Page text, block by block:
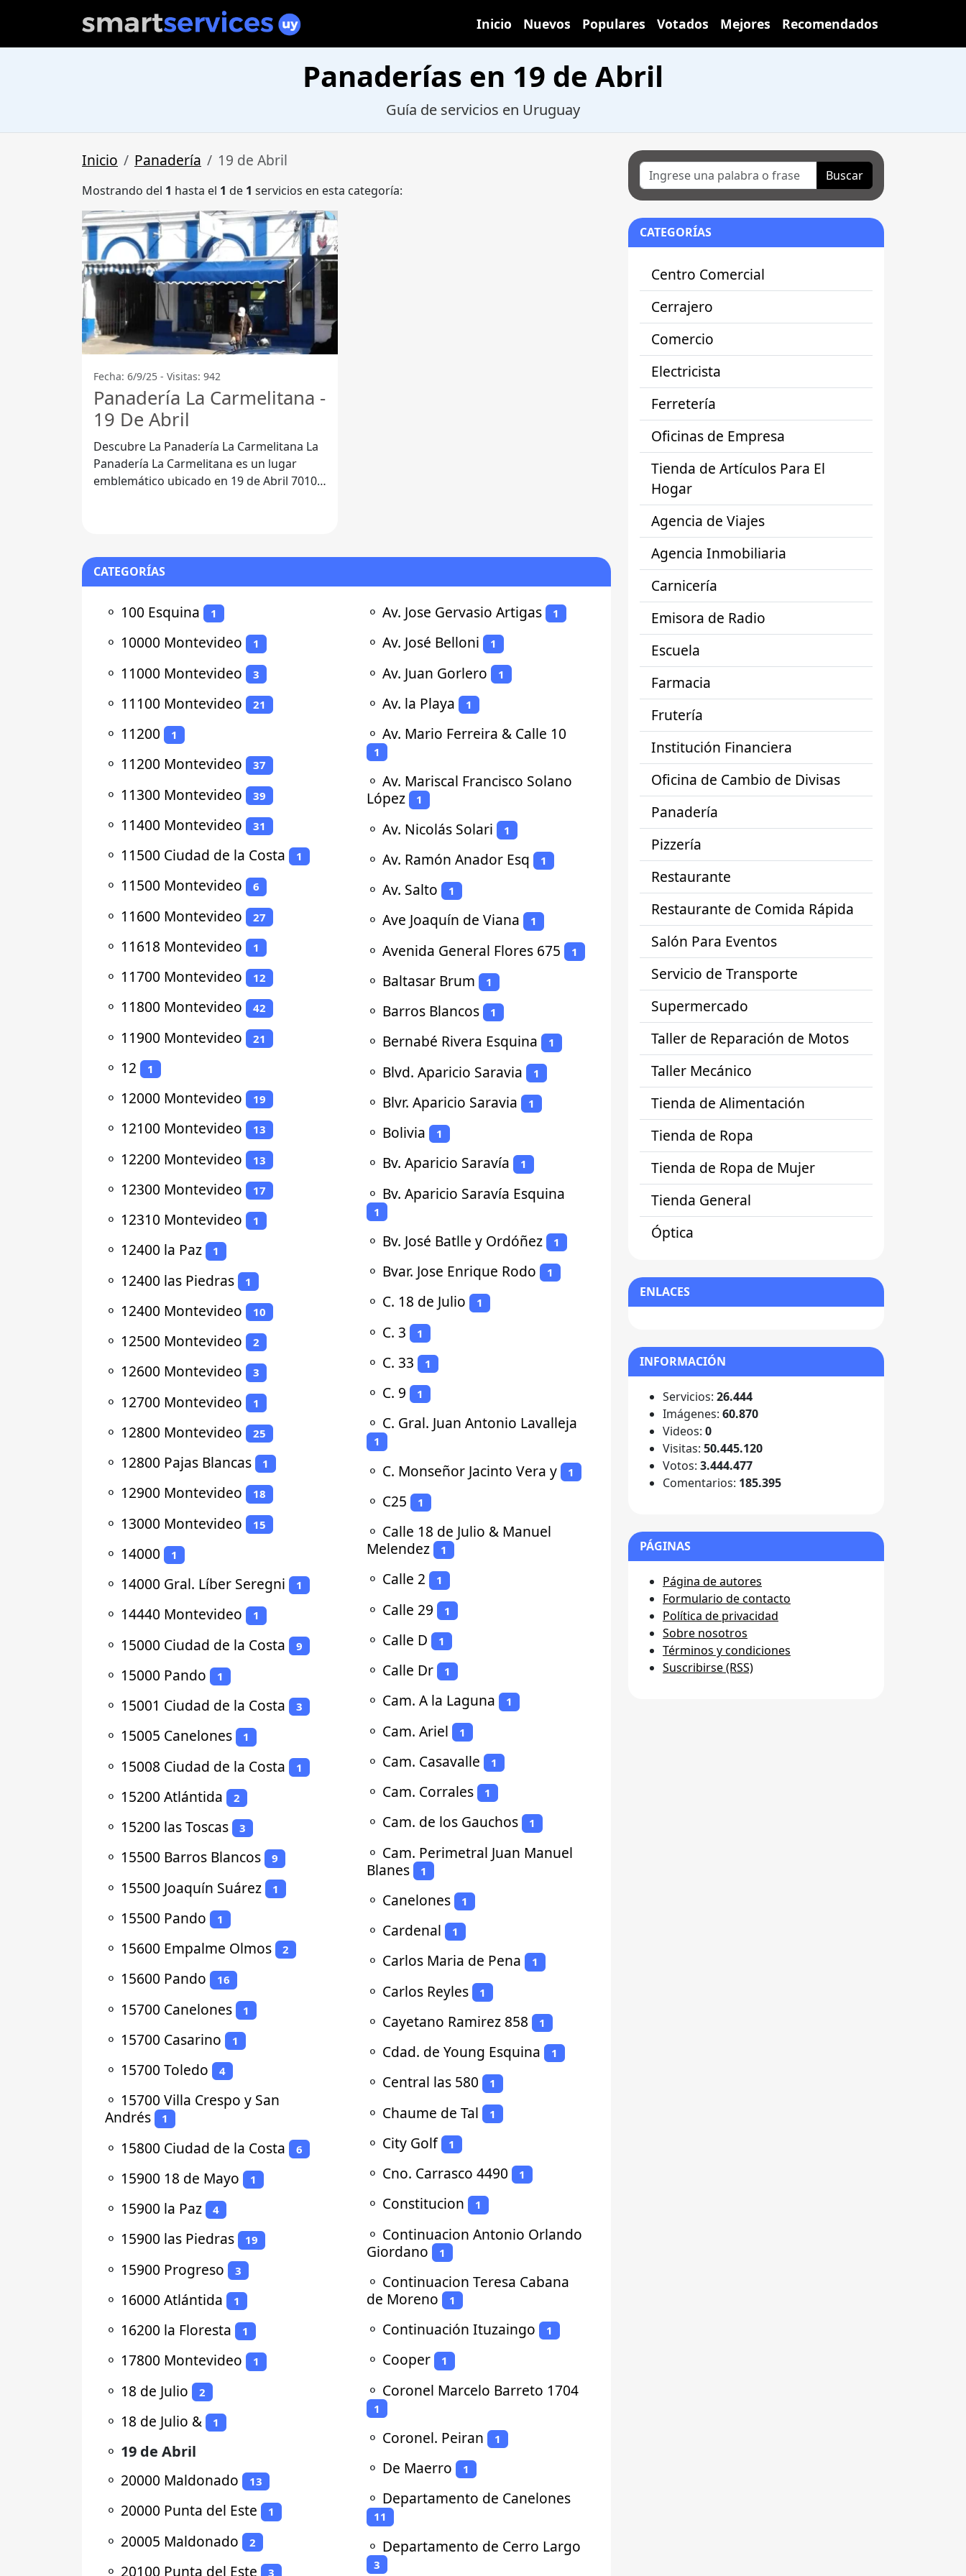
Inicio Nuevos Populares Votados Mejores Recomendados
Panaderías en 19 de Abril
Guía de servicios en Uruguay
Inicio Panadería 19 de Abril
Mostrando del 1 hasta el 1 de 1 servicios en esta categoría:
Fecha: 6/9/25 - Visitas: 942
Panadería La Carmelitana -
19 De Abril
Descubre La Panadería La Carmelitana La
Panadería La Carmelitana es un lugar
emblemático ubicado en 19 de Abril 70100,
CATEGORÍAS
⚬ 100 Esquina 1
⚬ 10000 Montevideo 1
⚬ 11000 Montevideo 3
⚬ 11100 Montevideo 21
⚬ 11200 1
⚬ 11200 Montevideo 37
⚬ 11300 Montevideo 39
⚬ 11400 Montevideo 31
⚬ 11500 Ciudad de la Costa 1
⚬ 11500 Montevideo 6
⚬ 11600 Montevideo 27
⚬ 11618 Montevideo 1
⚬ 11700 Montevideo 12
⚬ 11800 Montevideo 42
⚬ 11900 Montevideo 21
⚬ 12 1
⚬ 12000 Montevideo 19
⚬ 12100 Montevideo 13
⚬ 12200 Montevideo 13
⚬ 12300 Montevideo 17
⚬ 12310 Montevideo 1
⚬ 12400 la Paz 1
⚬ 12400 las Piedras 1
⚬ 12400 Montevideo 10
⚬ 12500 Montevideo 2
⚬ 12600 Montevideo 3
⚬ 12700 Montevideo 1
⚬ 12800 Montevideo 25
⚬ 12800 Pajas Blancas 1
⚬ 12900 Montevideo 18
⚬ 13000 Montevideo 15
⚬ 14000 1
⚬ 14000 Gral. Líber Seregni 1
⚬ 14440 Montevideo 1
⚬ 15000 Ciudad de la Costa 9
⚬ 15000 Pando 1
⚬ 15001 Ciudad de la Costa 3
⚬ 15005 Canelones 1
⚬ 15008 Ciudad de la Costa 1
⚬ 15200 Atlántida 2
⚬ 15200 las Toscas 3
⚬ 15500 Barros Blancos 9
⚬ 15500 Joaquín Suárez 1
⚬ 15500 Pando 1
⚬ 15600 Empalme Olmos 2
⚬ 15600 Pando 16
⚬ 15700 Canelones 1
⚬ 15700 Casarino 1
⚬ 15700 Toledo 4
⚬ 15700 Villa Crespo y San
Andrés
1
⚬ 15800 Ciudad de la Costa 6
⚬ 15900 18 de Mayo 1
⚬ 15900 la Paz 4
⚬ 15900 las Piedras 19
⚬ 15900 Progreso 3
⚬ 16000 Atlántida 1
⚬ 16200 la Floresta 1
⚬ 17800 Montevideo 1
⚬ 18 de Julio 2
⚬ 18 de Julio & 1
⚬ 19 de Abril
⚬ 20000 Maldonado 13
⚬ 20000 Punta del Este 1
⚬ 20005 Maldonado 2
⚬ 20100 Punta del Este 3
⚬ Av. Jose Gervasio Artigas 1
⚬ Av. José Belloni 1
⚬ Av. Juan Gorlero 1
⚬ Av. la Playa 1
⚬ Av. Mario Ferreira & Calle 10
1
⚬ Av. Mariscal Francisco Solano
López
1
⚬ Av. Nicolás Solari 1
⚬ Av. Ramón Anador Esq 1
⚬ Av. Salto 1
⚬ Ave Joaquín de Viana 1
⚬ Avenida General Flores 675 1
⚬ Baltasar Brum 1
⚬ Barros Blancos 1
⚬ Bernabé Rivera Esquina 1
⚬ Blvd. Aparicio Saravia 1
⚬ Blvr. Aparicio Saravia 1
⚬ Bolivia 1
⚬ Bv. Aparicio Saravía 1
⚬ Bv. Aparicio Saravía Esquina
1
⚬ Bv. José Batlle y Ordóñez 1
⚬ Bvar. Jose Enrique Rodo 1
⚬ C. 18 de Julio 1
⚬ C. 3 1
⚬ C. 33 1
⚬ C. 9 1
⚬ C. Gral. Juan Antonio Lavalleja
1
⚬ C. Monseñor Jacinto Vera y 1
⚬ C25 1
⚬ Calle 18 de Julio & Manuel
Melendez
1
⚬ Calle 2 1
⚬ Calle 29 1
⚬ Calle D 1
⚬ Calle Dr 1
⚬ Cam. A la Laguna 1
⚬ Cam. Ariel 1
⚬ Cam. Casavalle 1
⚬ Cam. Corrales 1
⚬ Cam. de los Gauchos 1
⚬ Cam. Perimetral Juan Manuel
Blanes
1
⚬ Canelones 1
⚬ Cardenal 1
⚬ Carlos Maria de Pena 1
⚬ Carlos Reyles 1
⚬ Cayetano Ramirez 858 1
⚬ Cdad. de Young Esquina 1
⚬ Central las 580 1
⚬ Chaume de Tal 1
⚬ City Golf 1
⚬ Cno. Carrasco 4490 1
⚬ Constitucion 1
⚬ Continuacion Antonio Orlando
Giordano
1
⚬ Continuacion Teresa Cabana
de Moreno
1
⚬ Continuación Ituzaingo 1
⚬ Cooper 1
⚬ Coronel Marcelo Barreto 1704
1
⚬ Coronel. Peiran 1
⚬ De Maerro 1
⚬ Departamento de Canelones
11
⚬ Departamento de Cerro Largo
3
Buscar
CATEGORÍAS
Centro Comercial
Cerrajero
Comercio
Electricista
Ferretería
Oficinas de Empresa
Tienda de Artículos Para El
Hogar
Agencia de Viajes
Agencia Inmobiliaria
Carnicería
Emisora de Radio
Escuela
Farmacia
Frutería
Institución Financiera
Oficina de Cambio de Divisas
Panadería
Pizzería
Restaurante
Restaurante de Comida Rápida
Salón Para Eventos
Servicio de Transporte
Supermercado
Taller de Reparación de Motos
Taller Mecánico
Tienda de Alimentación
Tienda de Ropa
Tienda de Ropa de Mujer
Tienda General
Óptica
ENLACES
INFORMACIÓN
Servicios: 26.444
Imágenes: 60.870
Videos: 0
Visitas: 50.445.120
Votos: 3.444.477
Comentarios: 185.395
PÁGINAS
Página de autores
Formulario de contacto
Política de privacidad
Sobre nosotros
Términos y condiciones
Suscribirse (RSS)